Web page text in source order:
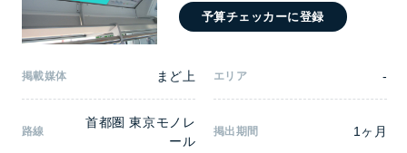
予算チェッカーに登録
掲載媒体 まど上 エリア -
路線
首都圏 東京モノレ
ール
掲出期間 1ヶ月